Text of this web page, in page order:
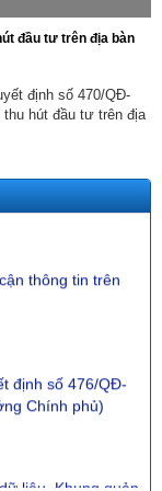
đầu tư trên địa bàn
định số 470/QĐ-
hút đầu tư trên địa
TB/CQTTBCĐ
nghị quyết số
thông tin trên
định số 476/QĐ-
Chính phủ)
liệu, Khung quản